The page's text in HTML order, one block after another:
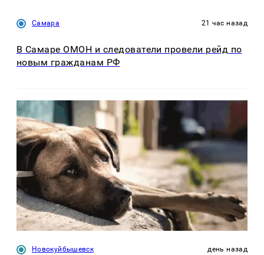
Самара 21 час назад
В Самаре ОМОН и следователи провели рейд по
новым гражданам РФ
Новокуйбышевск день назад